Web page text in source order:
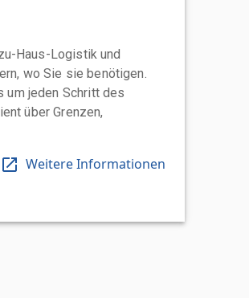
Haus-Logistik und
wo Sie sie benötigen.
um jeden Schritt des
über Grenzen,
Weitere Informationen